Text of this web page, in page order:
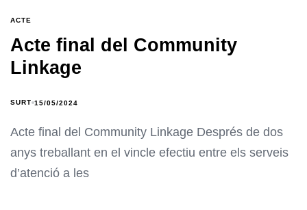
ACTE
Acte final del Community
Linkage
SURT 15/05/2024
Acte final del Community Linkage Després de dos
anys treballant en el vincle efectiu entre els serveis
d’atenció a les